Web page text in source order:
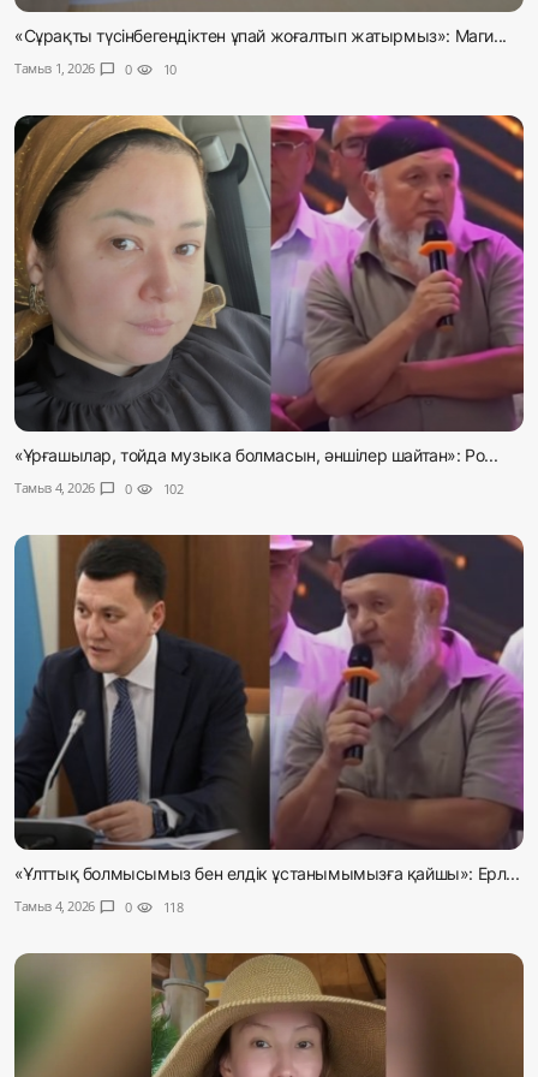
«Сұрақты түсінбегендіктен ұпай жоғалтып жатырмыз»: Маги...
Тамыз 1, 2026 chat_bubble 0 visibility 10
«Ұрғашылар, тойда музыка болмасын, әншілер шайтан»: Ро...
Тамыз 4, 2026 chat_bubble 0 visibility 102
«Ұлттық болмысымыз бен елдік ұстанымымызға қайшы»: Ерл...
Тамыз 4, 2026 chat_bubble 0 visibility 118